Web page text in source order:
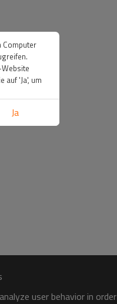
user behavior in
Computer
auf 'Ja', um
Ja